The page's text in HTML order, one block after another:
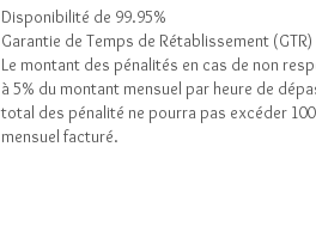
Disponibilité de 99.95%
Garantie de Temps de Rétablissement (GTR)
Le montant des pénalités en cas de non
à 5% du montant mensuel par heure de
total des pénalité ne pourra pas excéder
mensuel facturé.